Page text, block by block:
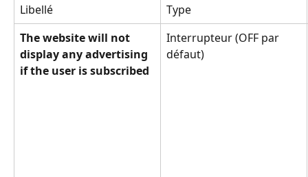
Libellé
Type
The website will not
display any advertising
if the user is subscribed
Interrupteur (OFF par
défaut)